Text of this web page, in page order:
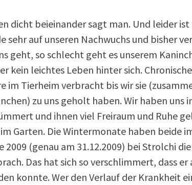
dicht beieinander sagt man. Und leider ist
sehr auf unseren Nachwuchs und bisher
geht, so schlecht geht es unserem
kein leichtes Leben hinter sich.
im Tierheim verbracht bis wir sie
zu uns geholt haben. Wir haben uns
und ihnen viel Freiraum und Ruhe
Garten. Die Wintermonate haben beide
2009 (genau am 31.12.2009) bei Strolchi
Das hat sich so verschlimmert, dass
konnte. Wer den Verlauf der Krankheit